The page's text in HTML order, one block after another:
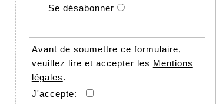
Se désabonner
Avant de soumettre ce formulaire,
veuillez lire et accepter les Mentions
légales.
J'accepte: